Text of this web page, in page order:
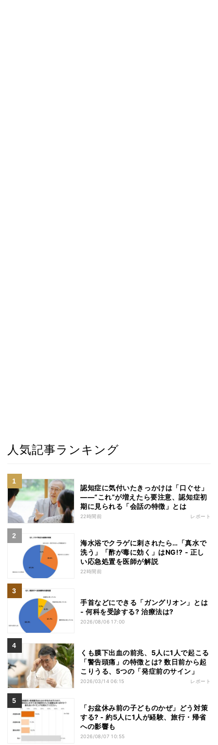
人気記事ランキング
認知症に気付いたきっかけは「口ぐせ」
――“これ”が増えたら要注意、認知症初
期に見られる「会話の特徴」とは
22時間前 レポート
海水浴でクラゲに刺されたら…「真水で
洗う」「酢が毒に効く」はNG!? - 正し
い応急処置を医師が解説
22時間前
手首などにできる「ガングリオン」とは
- 何科を受診する? 治療法は?
2026/08/06 17:00
くも膜下出血の前兆、5人に1人で起こる
「警告頭痛」の特徴とは? 数日前から起
こりうる、5つの「発症前のサイン」
2026/03/14 06:15 レポート
「お盆休み前の子どものかぜ」どう対策
する? - 約5人に1人が経験、旅行・帰省
への影響も
2026/08/07 10:55